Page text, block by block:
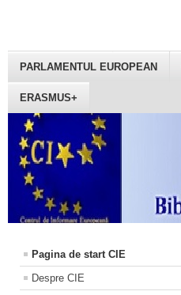
PARLAMENTUL EUROPEAN
ERASMUS+
Pagina de start CIE
Despre CIE